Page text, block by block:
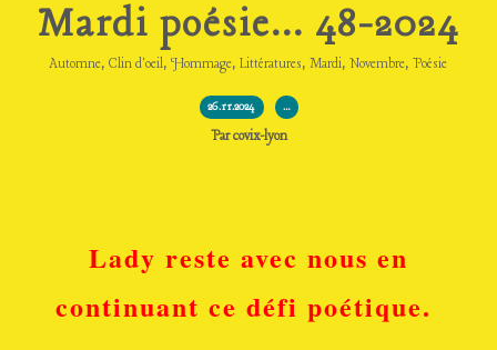
Mardi poésie... 48-2024
Automne, Clin d'oeil, Hommage, Littératures, Mardi, Novembre, Poésie
26.11.2024 …
Par covix-lyon
Lady reste avec nous en
continuant ce défi poétique.